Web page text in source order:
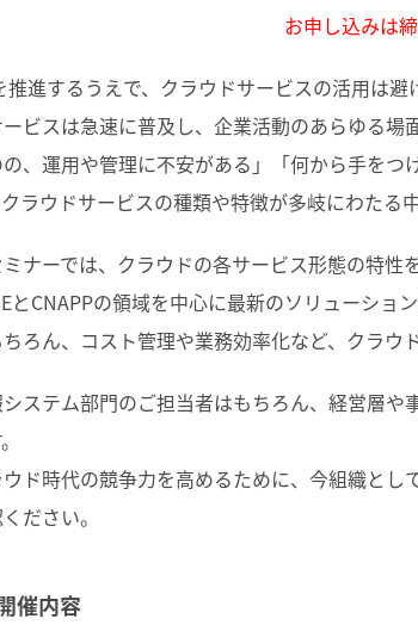
お申し込みは
推進するうえで、クラウドサービスの活用は
ビスは急速に普及し、企業活動のあらゆる
、運用や管理に不安がある」「何から手を
ラウドサービスの種類や特徴が多岐にわたる
ナーでは、クラウドの各サービス形態の特性
とCNAPPの領域を中心に最新のソリューショ
ろん、コスト管理や業務効率化など、クラウ
ステム部門のご担当者はもちろん、経営層
ド時代の競争力を高めるために、今組織と
ださい。
催内容